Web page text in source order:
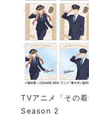
TVアニメ「その着
Season 2